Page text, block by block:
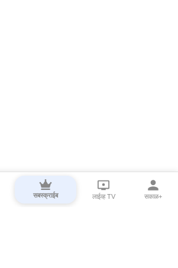
सबस्क्राईब लाईव्ह TV सकाळ+